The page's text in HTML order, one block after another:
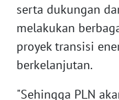
serta dukungan
melakukan
proyek transisi
berkelanjutan.
"Sehingga PLN
WN
SULTRA
WN